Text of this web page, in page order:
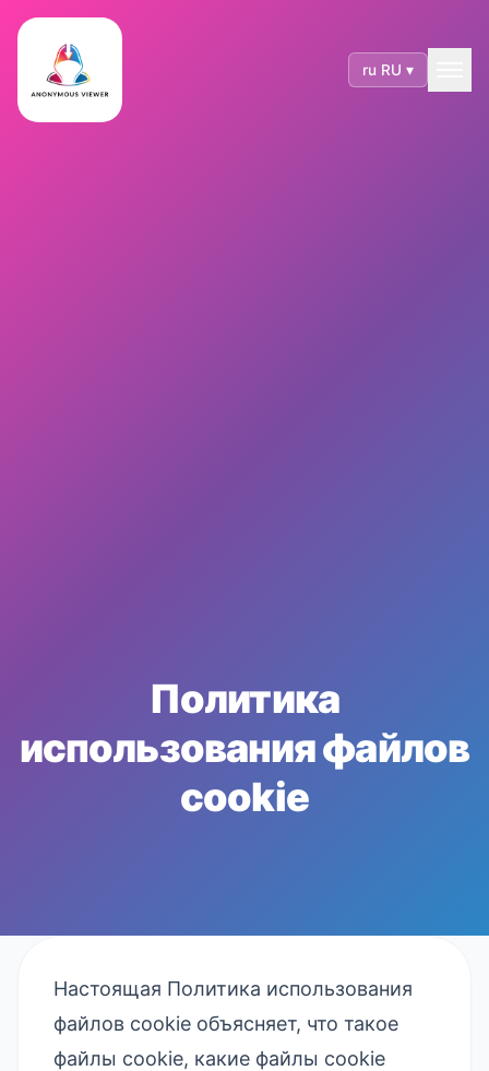
ru RU ▾
Политика
использования файлов
cookie
Настоящая Политика использования
файлов cookie объясняет, что такое
файлы cookie, какие файлы cookie